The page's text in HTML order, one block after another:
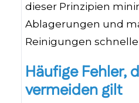
dieser Prinzipien
Ablagerungen und
Reinigungen
Häufige Fehler,
vermeiden gilt